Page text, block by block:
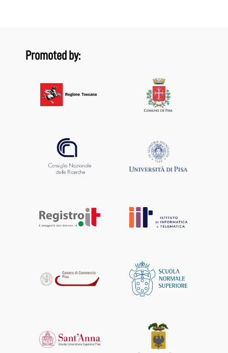
Promoted by: